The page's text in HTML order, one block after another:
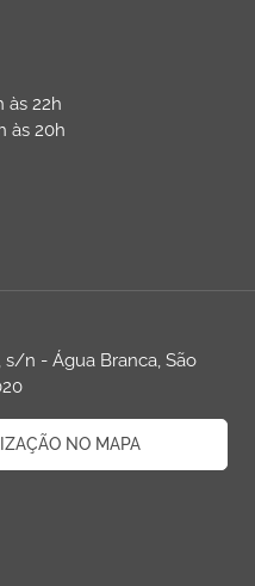
às 22h
às 20h
s/n - Água Branca, São
NO MAPA